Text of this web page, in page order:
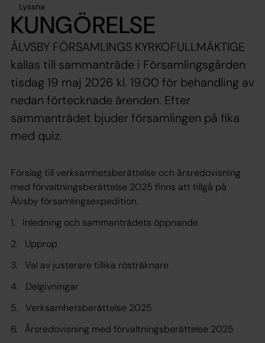
Lyssna
KUNGÖRELSE
ÄLVSBY FÖRSAMLINGS KYRKOFULLMÄKTIGE
kallas till sammanträde i Församlingsgården
tisdag 19 maj 2026 kl. 19.00 för behandling av
nedan förtecknade ärenden. Efter
sammanträdet bjuder församlingen på fika
med quiz.
Förslag till verksamhetsberättelse och årsredovisning
med förvaltningsberättelse 2025 finns att tillgå på
Älvsby församlingsexpedition.
1. Inledning och sammanträdets öppnande
2. Upprop
3. Val av justerare tillika rösträknare
4. Delgivningar
5. Verksamhetsberättelse 2025
6. Årsredovisning med förvaltningsberättelse 2025